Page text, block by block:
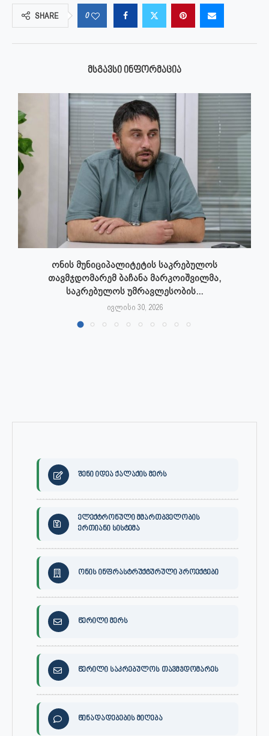
SHARE 0
ᲛᲡᲒᲐᲕᲡᲘ ᲘᲜᲤᲝᲠᲛᲐᲪᲘᲐ
ონის მუნიციპალიტეტის საკრებულოს
თავმჯდომარემ ბაჩანა მარკოიშვილმა,
საკრებულოს უმრავლესობის...
ივლისი 30, 2026
შენი იდეა ქალაქის მერს
ელექტრონული მმართბველობის
ერთიანი სისტემა
ონის ინფრასტრუქტურული პროექტები
წერილი მერს
წერილი საკრებულოს თავმჯდომარეს
წინადადებების მიღება